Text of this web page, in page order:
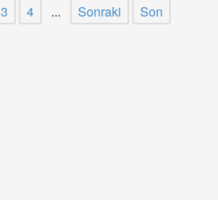
3 4 ... Sonraki Son